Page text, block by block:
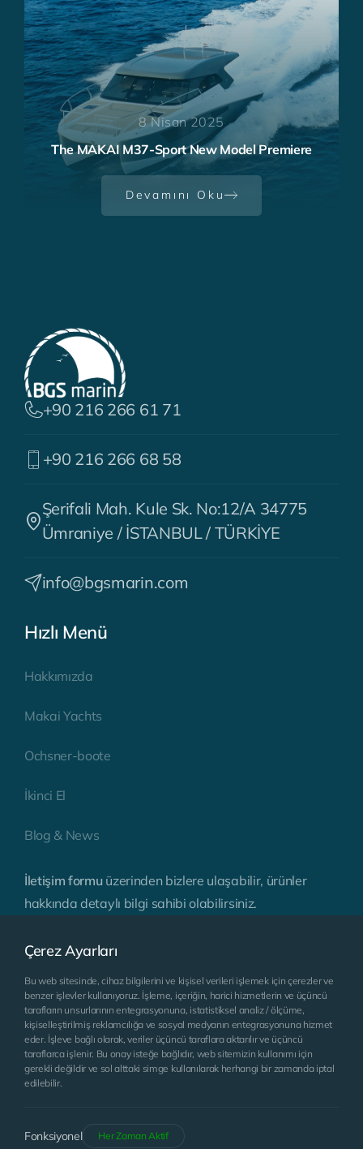
7 Ekim 2024
MAKAI M37, 2025 Avrupa'da Yılın Teknesi
Ödülü'ne Aday Gösterildi!
Devamını Oku
+90 216 266 61 71
+90 216 266 68 58
Şerifali Mah. Kule Sk. No:12/A 34775
Ümraniye / İSTANBUL / TÜRKİYE
info@bgsmarin.com
Hızlı Menü
Hakkımızda
Makai Yachts
Ochsner-boote
İkinci El
Blog & News
İletişim formuüzerinden bizlere ulaşabilir, ürünler
hakkında detaylı bilgi sahibi olabilirsiniz.
Çerez Ayarları
Bu web sitesinde, cihaz bilgilerini ve kişisel verileri işlemek için çerezler ve
benzer işlevler kullanıyoruz. İşleme, içeriğin, harici hizmetlerin ve üçüncü
tarafların unsurlarının entegrasyonuna, istatistiksel analiz / ölçüme,
kişiselleştirilmiş reklamcılığa ve sosyal medyanın entegrasyonuna hizmet
eder. İşleve bağlı olarak, veriler üçüncü taraflara aktarılır ve üçüncü
taraflarca işlenir. Bu onay isteğe bağlıdır, web sitemizin kullanımı için
gerekli değildir ve sol alttaki simge kullanılarak herhangi bir zamanda iptal
edilebilir.
Fonksiyonel Her Zaman Aktif